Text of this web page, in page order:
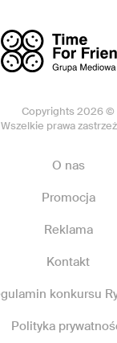
Copyrights 2026 ©
Wszelkie prawa
O nas
Promocja
Reklama
Kontakt
konkursu
Polityka